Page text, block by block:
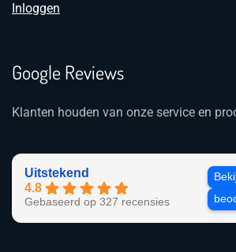
Inloggen
Google Reviews
Klanten houden van onze service en
Uitstekend
4.8
Gebaseerd op 327 recensies